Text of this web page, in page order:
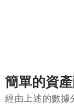
簡單的資
經由上述的數據